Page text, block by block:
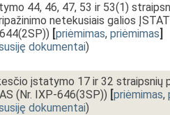
44, 46, 47, 53 ir 53(1)
netekusiais galios
[priėmimas, priėmimas]
dokumentai)
įstatymo 17 ir 32 straipsnių
(Nr. IXP-646(3SP)) [priėmimas,
dokumentai)